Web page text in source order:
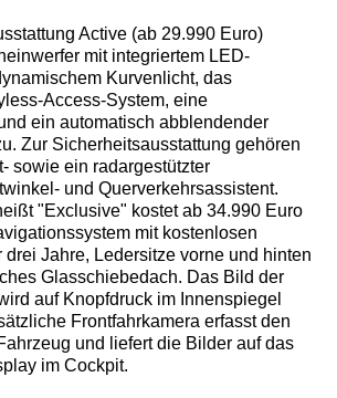
Active (ab 29.990 Euro)
mit integriertem LED-
Kurvenlicht, das
Access-System, eine
ein automatisch abblendender
Zur Sicherheitsausstattung gehören
sowie ein radargestützter
und Querverkehrsassistent.
"Exclusive" kostet ab 34.990 Euro
mit kostenlosen
drei Jahre, Ledersitze vorne und hinten
Glasschiebedach. Das Bild der
auf Knopfdruck im Innenspiegel
Frontfahrkamera erfasst den
und liefert die Bilder auf das
im Cockpit.